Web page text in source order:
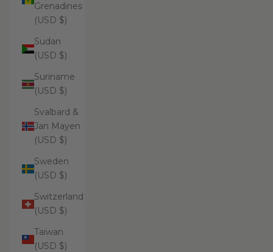
Grenadines
(USD $)
Sudan
(USD $)
Suriname
(USD $)
Svalbard &
Jan Mayen
(USD $)
Sweden
(USD $)
Switzerland
(USD $)
Taiwan
(USD $)